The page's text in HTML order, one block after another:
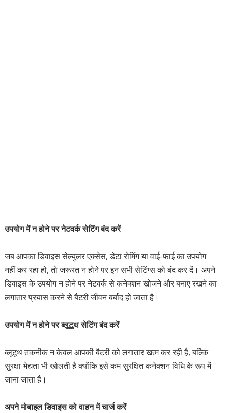
उपयोग में न होने पर नेटवर्क सेटिंग बंद करें
जब आपका डिवाइस सेल्युलर एक्सेस, डेटा रोमिंग या वाई-फाई का उपयोग
नहीं कर रहा हो, तो जरूरत न होने पर इन सभी सेटिंग्स को बंद कर दें। अपने
डिवाइस के उपयोग न होने पर नेटवर्क से कनेक्शन खोजने और बनाए रखने का
लगातार प्रयास करने से बैटरी जीवन बर्बाद हो जाता है।
उपयोग में न होने पर ब्लूटूथ सेटिंग बंद करें
ब्लूटूथ तकनीक न केवल आपकी बैटरी को लगातार खत्म कर रही है, बल्कि
सुरक्षा भेद्यता भी खोलती है क्योंकि इसे कम सुरक्षित कनेक्शन विधि के रूप में
जाना जाता है।
अपने मोबाइल डिवाइस को वाहन में चार्ज करें